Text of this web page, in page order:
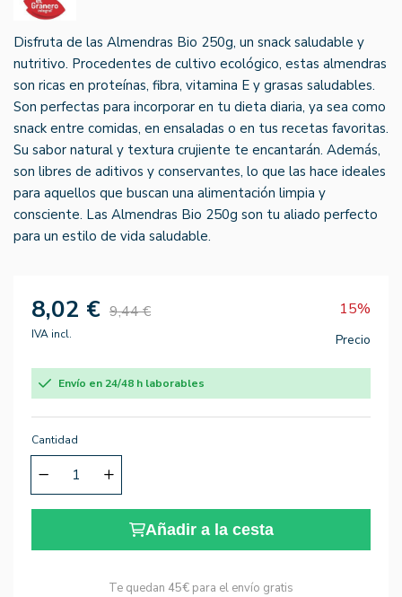
Disfruta de las Almendras Bio 250g, un snack saludable y
nutritivo. Procedentes de cultivo ecológico, estas almendras
son ricas en proteínas, fibra, vitamina E y grasas saludables.
Son perfectas para incorporar en tu dieta diaria, ya sea como
snack entre comidas, en ensaladas o en tus recetas favoritas.
Su sabor natural y textura crujiente te encantarán. Además,
son libres de aditivos y conservantes, lo que las hace ideales
para aquellos que buscan una alimentación limpia y
consciente. Las Almendras Bio 250g son tu aliado perfecto
para un estilo de vida saludable.
8,02 € 9,44 € 15%
IVA incl. Precio
Envío en 24/48 h laborables
Cantidad
Añadir a la cesta
Te quedan 45€ para el envío gratis